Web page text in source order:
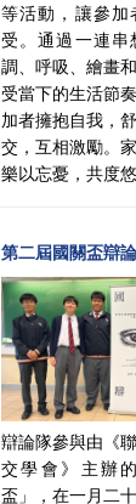
等活動，讓參加
受。通過一連串
調、呼吸、繪畫
受當下的生活節
加者擁抱自我，
交，互相激勵。
樂以忘憂，共度
第二屆國關盃辯
辯論隊參與由《
交學會》主辦
盃」，在一月二